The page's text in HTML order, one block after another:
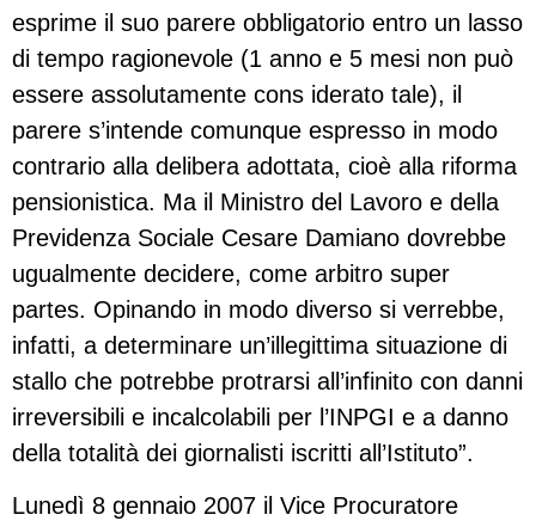
esprime il suo parere obbligatorio entro un lasso
di tempo ragionevole (1 anno e 5 mesi non può
essere assolutamente cons iderato tale), il
parere s’intende comunque espresso in modo
contrario alla delibera adottata, cioè alla riforma
pensionistica. Ma il Ministro del Lavoro e della
Previdenza Sociale Cesare Damiano dovrebbe
ugualmente decidere, come arbitro super
partes. Opinando in modo diverso si verrebbe,
infatti, a determinare un’illegittima situazione di
stallo che potrebbe protrarsi all’infinito con danni
irreversibili e incalcolabili per l’INPGI e a danno
della totalità dei giornalisti iscritti all’Istituto”.
Lunedì 8 gennaio 2007 il Vice Procuratore